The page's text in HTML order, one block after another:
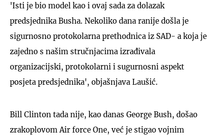
'Isti je bio model kao i ovaj sada za dolazak
predsjednika Busha. Nekoliko dana ranije došla je
sigurnosno protokolarna prethodnica iz SAD- a koja je
zajedno s našim stručnjacima izrađivala
organizacijski, protokolarni i sugurnosni aspekt
posjeta predsjednika', objašnjava Laušić.
Bill Clinton tada nije, kao danas George Bush, došao
zrakoplovom Air force One, već je stigao vojnim